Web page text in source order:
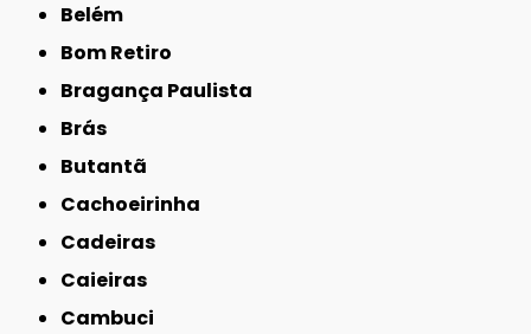
Belém
Bom Retiro
Bragança Paulista
Brás
Butantã
Cachoeirinha
Cadeiras
Caieiras
Cambuci